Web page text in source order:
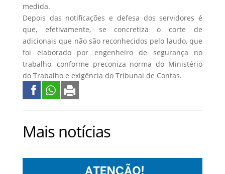
medida.
Depois das notificações e defesa dos servidores é
que, efetivamente, se concretiza o corte de
adicionais que não são reconhecidos pelo laudo, que
foi elaborado por engenheiro de segurança no
trabalho, conforme preconiza norma do Ministério
do Trabalho e exigência do Tribunal de Contas.
Mais notícias